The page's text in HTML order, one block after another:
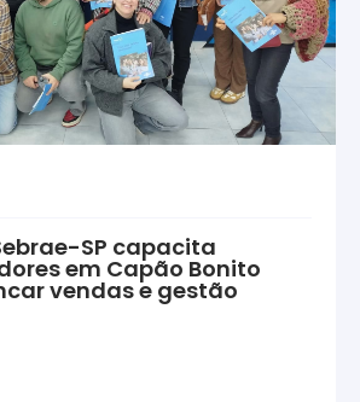
SP capacita
em Capão Bonito
vendas e gestão